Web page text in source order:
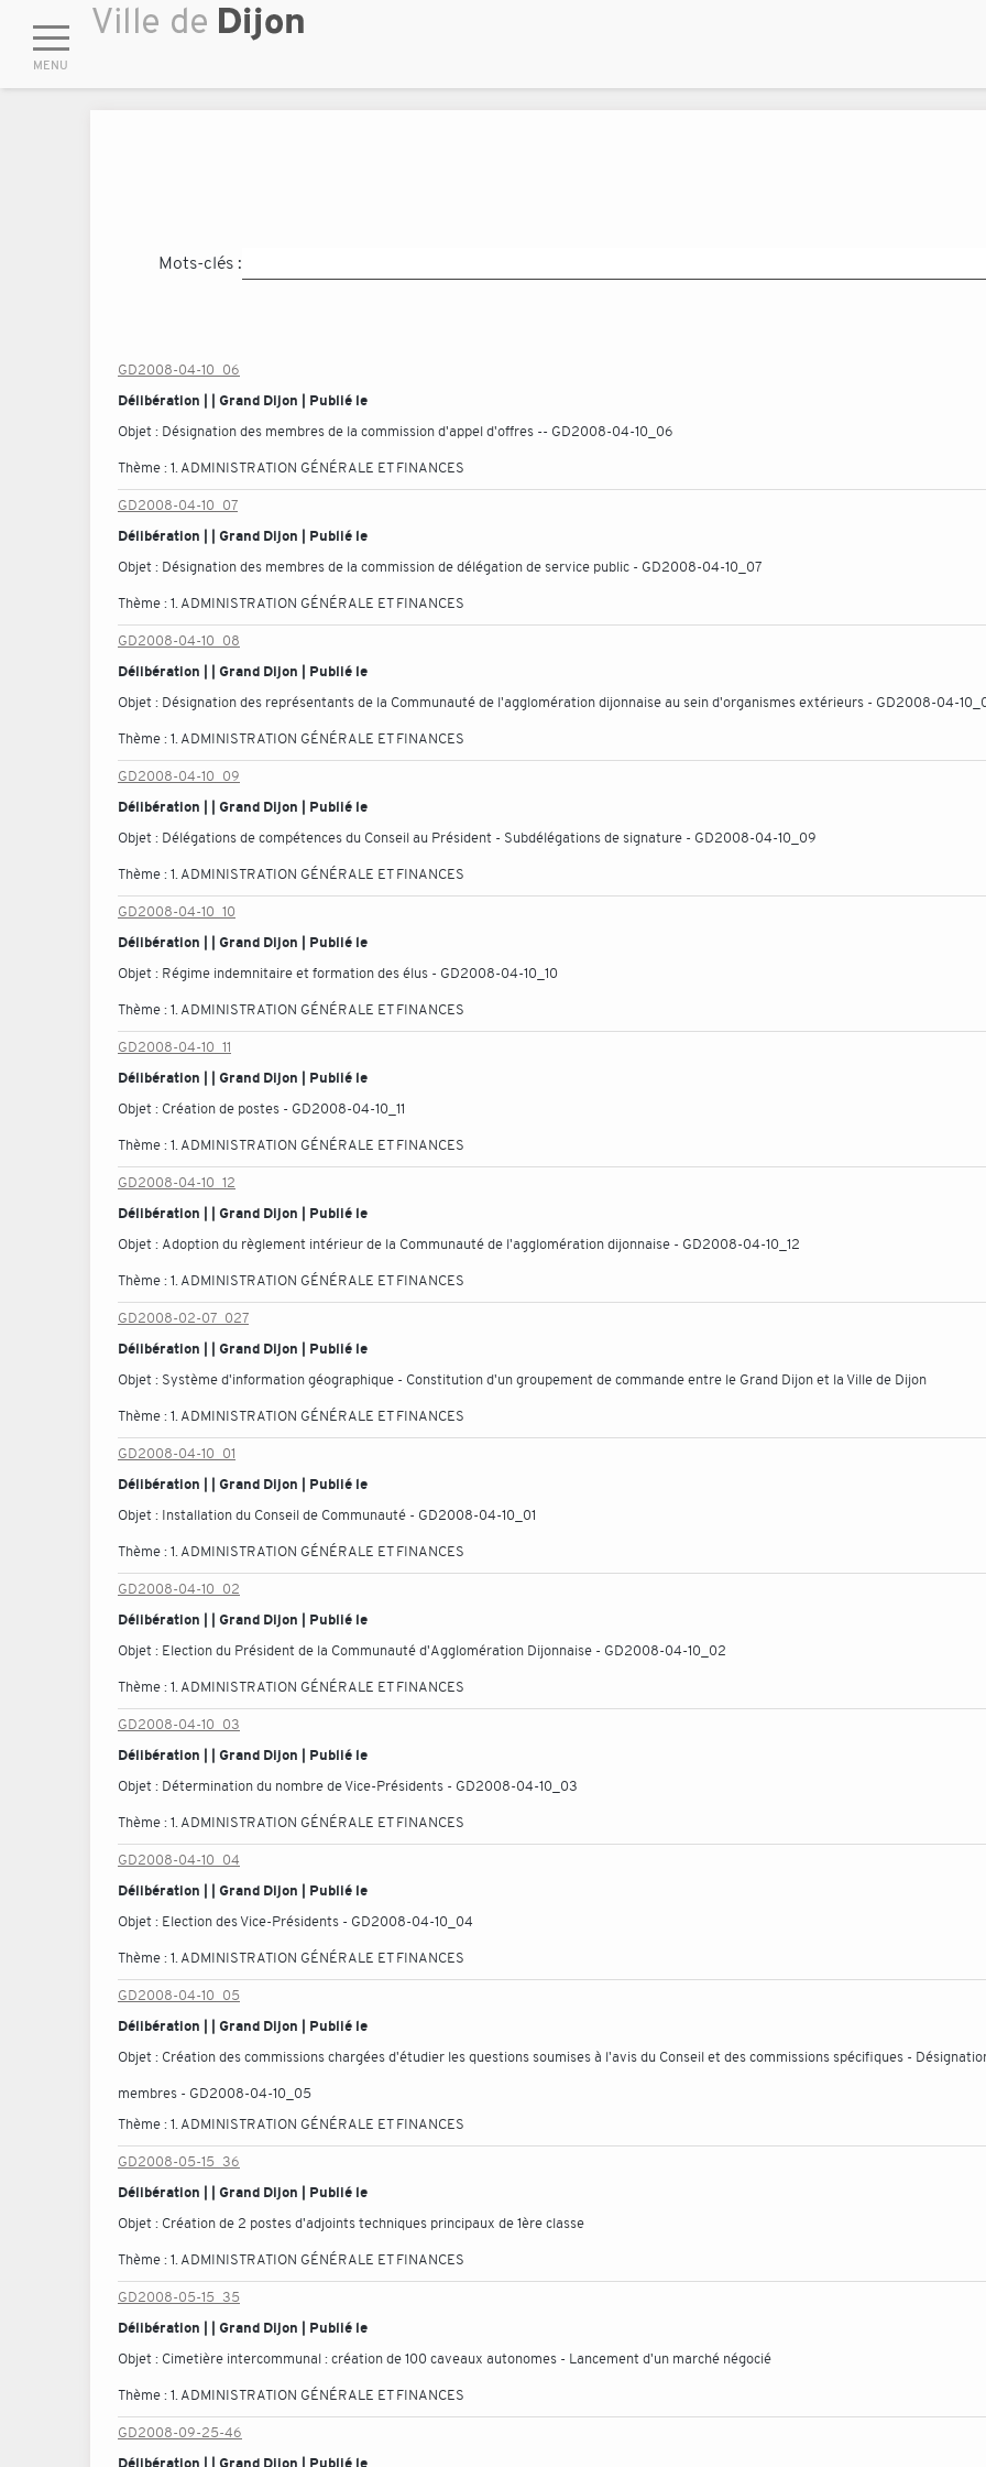
Mots-clés :
GD2008-04-10_06
Délibération | | Grand Dijon | Publié le
Objet : Désignation des membres de la commission d'appel d'offres -- GD2008-04-10_06
Thème :1. ADMINISTRATION GÉNÉRALE ET FINANCES
GD2008-04-10_07
Délibération | | Grand Dijon | Publié le
Objet : Désignation des membres de la commission de délégation de service public - GD2008-04-10_07
Thème :1. ADMINISTRATION GÉNÉRALE ET FINANCES
GD2008-04-10_08
Délibération | | Grand Dijon | Publié le
Objet : Désignation des représentants de la Communauté de l'agglomération dijonnaise au sein d'organismes extérieurs - GD2008-04-
Thème :1. ADMINISTRATION GÉNÉRALE ET FINANCES
GD2008-04-10_09
Délibération | | Grand Dijon | Publié le
Objet : Délégations de compétences du Conseil au Président - Subdélégations de signature - GD2008-04-10_09
Thème :1. ADMINISTRATION GÉNÉRALE ET FINANCES
GD2008-04-10_10
Délibération | | Grand Dijon | Publié le
Objet : Régime indemnitaire et formation des élus - GD2008-04-10_10
Thème :1. ADMINISTRATION GÉNÉRALE ET FINANCES
GD2008-04-10_11
Délibération | | Grand Dijon | Publié le
Objet : Création de postes - GD2008-04-10_11
Thème :1. ADMINISTRATION GÉNÉRALE ET FINANCES
GD2008-04-10_12
Délibération | | Grand Dijon | Publié le
Objet : Adoption du règlement intérieur de la Communauté de l'agglomération dijonnaise - GD2008-04-10_12
Thème :1. ADMINISTRATION GÉNÉRALE ET FINANCES
GD2008-02-07_027
Délibération | | Grand Dijon | Publié le
Objet : Système d'information géographique - Constitution d'un groupement de commande entre le Grand Dijon et la Ville de Dijon
Thème :1. ADMINISTRATION GÉNÉRALE ET FINANCES
GD2008-04-10_01
Délibération | | Grand Dijon | Publié le
Objet : Installation du Conseil de Communauté - GD2008-04-10_01
Thème :1. ADMINISTRATION GÉNÉRALE ET FINANCES
GD2008-04-10_02
Délibération | | Grand Dijon | Publié le
Objet : Election du Président de la Communauté d'Agglomération Dijonnaise - GD2008-04-10_02
Thème :1. ADMINISTRATION GÉNÉRALE ET FINANCES
GD2008-04-10_03
Délibération | | Grand Dijon | Publié le
Objet : Détermination du nombre de Vice-Présidents - GD2008-04-10_03
Thème :1. ADMINISTRATION GÉNÉRALE ET FINANCES
GD2008-04-10_04
Délibération | | Grand Dijon | Publié le
Objet : Election des Vice-Présidents - GD2008-04-10_04
Thème :1. ADMINISTRATION GÉNÉRALE ET FINANCES
GD2008-04-10_05
Délibération | | Grand Dijon | Publié le
Objet : Création des commissions chargées d'étudier les questions soumises à l'avis du Conseil et des commissions spécifiques -
membres - GD2008-04-10_05
Thème :1. ADMINISTRATION GÉNÉRALE ET FINANCES
GD2008-05-15_36
Délibération | | Grand Dijon | Publié le
Objet : Création de 2 postes d'adjoints techniques principaux de 1ère classe
Thème :1. ADMINISTRATION GÉNÉRALE ET FINANCES
GD2008-05-15_35
Délibération | | Grand Dijon | Publié le
Objet : Cimetière intercommunal : création de 100 caveaux autonomes - Lancement d'un marché négocié
Thème :1. ADMINISTRATION GÉNÉRALE ET FINANCES
GD2008-09-25-46
Délibération | | Grand Dijon | Publié le